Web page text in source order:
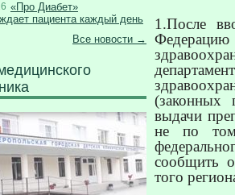
«Про Диабет»
пациента каждый день
Все новости →
1.После
Федерацию
(законных
выдачи
не по
сообщить
того